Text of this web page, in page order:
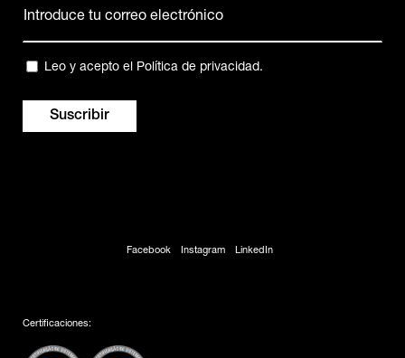
electrónico
Privacidad
Leo y acepto el Política de privacidad.
Certificaciones:
Facebook Instagram LinkedIn